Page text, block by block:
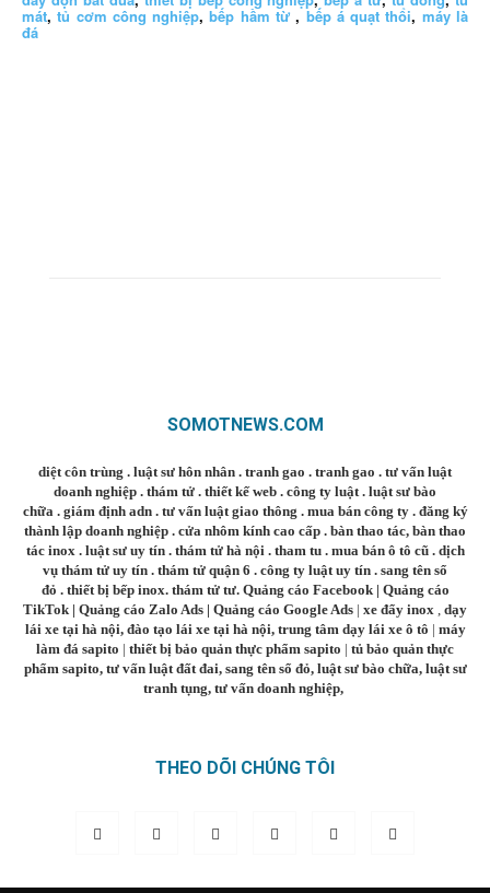
mát,tủ cơm công nghiệp,bếp hầm từ ,bếp á quạt thổi, máy là
đá
SOMOTNEWS.COM
diệt côn trùng . luật sư hôn nhân . tranh gao . tranh gao . tư vấn luật
doanh nghiệp . thám tử . thiết kế web . công ty luật . luật sư bào
chữa . giám định adn. tư vấn luật giao thông . mua bán công ty. đăng ký
thành lập doanh nghiệp . cửa nhôm kính cao cấp . bàn thao tác, bàn thao
tác inox . luật sư uy tín. thám tử hà nội . tham tu. mua bán ô tô cũ. dịch
vụ thám tử uy tín . thám tử quận 6 . công ty luật uy tín . sang tên sổ
đỏ . thiết bị bếp inox. thám tử tư. Quảng cáo Facebook| Quảng cáo
TikTok | Quảng cáo Zalo Ads | Quảng cáo Google Ads | xe đẩy inox
dạy
lái xe tại hà nội, đào tạo lái xe tại hà nội, trung tâm dạy lái xe ô tô | máy
làm đá sapito | thiết bị bảo quản thực phẩm sapito | tủ bảo quản thực
phẩm sapito, tư vấn luật đất đai, sang tên sổ đỏ, luật sư bào chữa, luật sư
tranh tụng, tư vấn doanh nghiệp,
THEO DÕI CHÚNG TÔI